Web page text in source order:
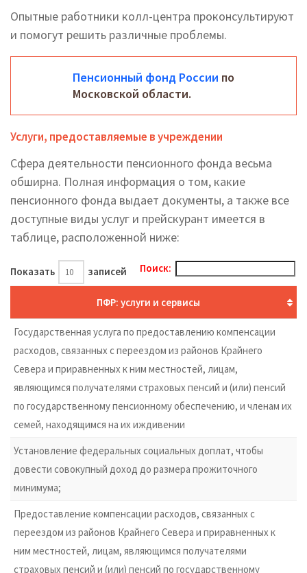
Опытные работники колл-центра проконсультируют
и помогут решить различные проблемы.
Пенсионный фонд России по
Московской области.
Услуги, предоставляемые в учреждении
Сфера деятельности пенсионного фонда весьма
обширна. Полная информация о том, какие
пенсионного фонда выдает документы, а также все
доступные виды услуг и прейскурант имеется в
таблице, расположенной ниже:
Показать записей Поиск:
ПФР: услуги и сервисы
Государственная услуга по предоставлению компенсации
расходов, связанных с переездом из районов Крайнего
Севера и приравненных к ним местностей, лицам,
являющимся получателями страховых пенсий и (или) пенсий
по государственному пенсионному обеспечению, и членам их
семей, находящимся на их иждивении
Установление федеральных социальных доплат, чтобы
довести совокупный доход до размера прожиточного
минимума;
Предоставление компенсации расходов, связанных с
переездом из районов Крайнего Севера и приравненных к
ним местностей, лицам, являющимся получателями
страховых пенсий и (или) пенсий по государственному